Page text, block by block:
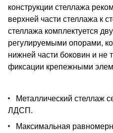
конструкции стеллажа
верхней части стеллажа к
стеллажа комплектуется
регулируемыми опорами,
нижней части боковин и не
фиксации крепежными
Металлический стеллаж
ЛДСП.
Максимальная